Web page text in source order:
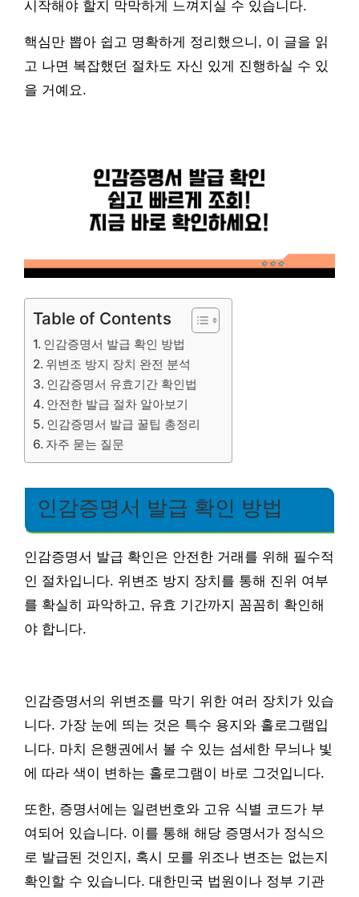
시작해야 할지 막막하게 느껴지실 수 있습니다.
핵심만 뽑아 쉽고 명확하게 정리했으니, 이 글을 읽
고 나면 복잡했던 절차도 자신 있게 진행하실 수 있
을 거예요.
Table of Contents
인감증명서 발급 확인 방법
위변조 방지 장치 완전 분석
인감증명서 유효기간 확인법
안전한 발급 절차 알아보기
인감증명서 발급 꿀팁 총정리
자주 묻는 질문
인감증명서 발급 확인 방법
인감증명서 발급 확인은 안전한 거래를 위해 필수적
인 절차입니다. 위변조 방지 장치를 통해 진위 여부
를 확실히 파악하고, 유효 기간까지 꼼꼼히 확인해
야 합니다.
인감증명서의 위변조를 막기 위한 여러 장치가 있습
니다. 가장 눈에 띄는 것은 특수 용지와 홀로그램입
니다. 마치 은행권에서 볼 수 있는 섬세한 무늬나 빛
에 따라 색이 변하는 홀로그램이 바로 그것입니다.
또한, 증명서에는 일련번호와 고유 식별 코드가 부
여되어 있습니다. 이를 통해 해당 증명서가 정식으
로 발급된 것인지, 혹시 모를 위조나 변조는 없는지
확인할 수 있습니다. 대한민국 법원이나 정부 기관